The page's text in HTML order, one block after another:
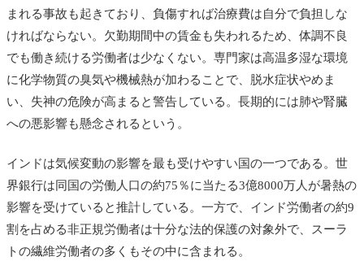
まれる事故も起きており、負傷すれば治療費は自分で負担しな
ければならない。欠勤期間中の賃金も失われるため、体調不良
でも働き続ける労働者は少なくない。専門家は高温多湿な環境
に化学物質の臭気や機械熱が加わることで、脱水症状やめま
い、失神の危険が高まると警告している。長期的には肺や腎臓
への悪影響も懸念されるという。
インドは気候変動の影響を最も受けやすい国の一つである。世
界銀行は同国の労働人口の約75％に当たる3億8000万人が暑熱の
影響を受けていると推計している。一方で、インド労働者の約9
割を占める非正規労働者は十分な法的保護の対象外で、スーラ
トの繊維労働者の多くもその中に含まれる。